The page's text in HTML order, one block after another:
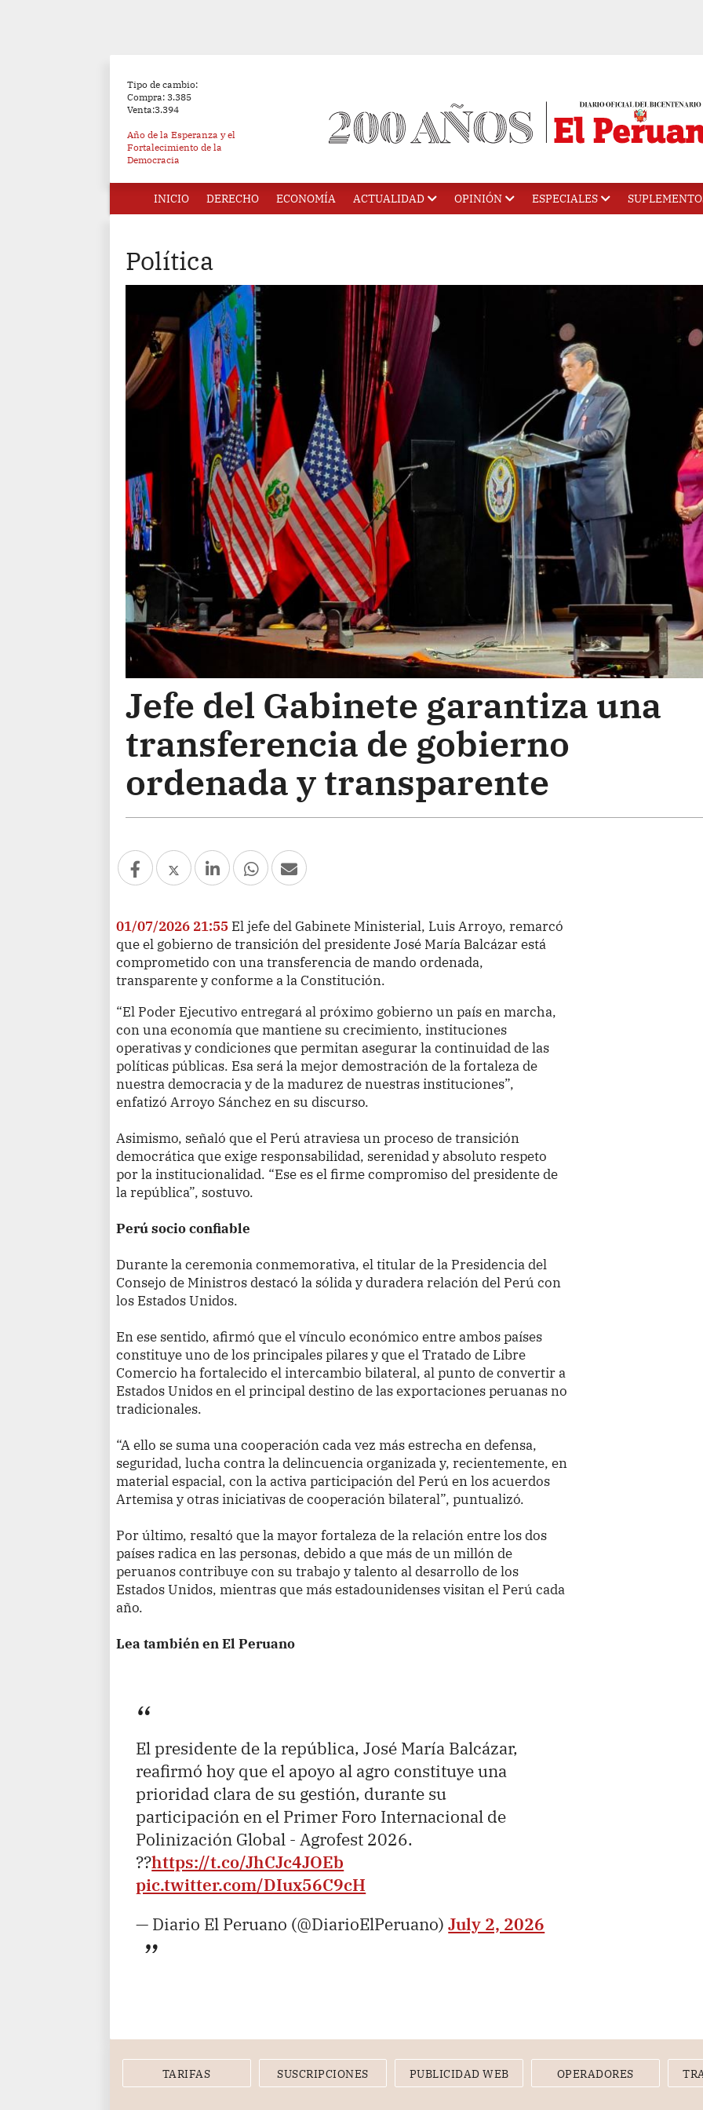
Tipo de cambio:
Compra: 3.385
Venta:3.394
Año de la Esperanza y el
Fortalecimiento de la
Democracia
INICIO DERECHO ECONOMÍA ACTUALIDAD OPINIÓN ESPECIALES
Política
Jefe del Gabinete garantiza una
transferencia de gobierno
ordenada y transparente
01/07/2026 21:55 El jefe del Gabinete Ministerial, Luis Arroyo, remarcó
que el gobierno de transición del presidente José María Balcázar está
comprometido con una transferencia de mando ordenada,
transparente y conforme a la Constitución.
“El Poder Ejecutivo entregará al próximo gobierno un país en marcha,
con una economía que mantiene su crecimiento, instituciones
operativas y condiciones que permitan asegurar la continuidad de las
políticas públicas. Esa será la mejor demostración de la fortaleza de
nuestra democracia y de la madurez de nuestras instituciones”,
enfatizó Arroyo Sánchez en su discurso.
Asimismo, señaló que el Perú atraviesa un proceso de transición
democrática que exige responsabilidad, serenidad y absoluto respeto
por la institucionalidad. “Ese es el firme compromiso del presidente de
la república”, sostuvo.
Perú socio confiable
Durante la ceremonia conmemorativa, el titular de la Presidencia del
Consejo de Ministros destacó la sólida y duradera relación del Perú con
los Estados Unidos.
En ese sentido, afirmó que el vínculo económico entre ambos países
constituye uno de los principales pilares y que el Tratado de Libre
Comercio ha fortalecido el intercambio bilateral, al punto de convertir a
Estados Unidos en el principal destino de las exportaciones peruanas no
tradicionales.
“A ello se suma una cooperación cada vez más estrecha en defensa,
seguridad, lucha contra la delincuencia organizada y, recientemente, en
material espacial, con la activa participación del Perú en los acuerdos
Artemisa y otras iniciativas de cooperación bilateral”, puntualizó.
Por último, resaltó que la mayor fortaleza de la relación entre los dos
países radica en las personas, debido a que más de un millón de
peruanos contribuye con su trabajo y talento al desarrollo de los
Estados Unidos, mientras que más estadounidenses visitan el Perú cada
año.
Lea también en El Peruano
El presidente de la república, José María Balcázar,
reafirmó hoy que el apoyo al agro constituye una
prioridad clara de su gestión, durante su
participación en el Primer Foro Internacional de
Polinización Global - Agrofest 2026.
??https://t.co/JhCJc4JOEb
pic.twitter.com/DIux56C9cH
— Diario El Peruano (@DiarioElPeruano)July 2, 2026
TARIFAS SUSCRIPCIONES PUBLICIDAD WEB OPERADORES